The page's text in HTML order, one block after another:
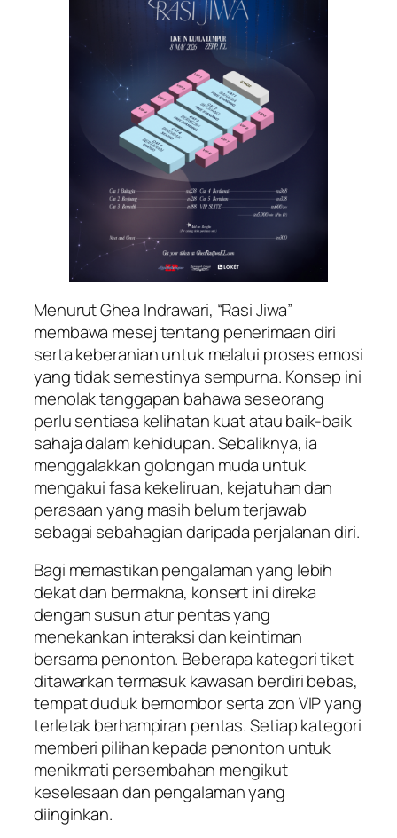
Menurut Ghea Indrawari, “Rasi Jiwa”
membawa mesej tentang penerimaan diri
serta keberanian untuk melalui proses emosi
yang tidak semestinya sempurna. Konsep ini
menolak tanggapan bahawa seseorang
perlu sentiasa kelihatan kuat atau baik-baik
sahaja dalam kehidupan. Sebaliknya, ia
menggalakkan golongan muda untuk
mengakui fasa kekeliruan, kejatuhan dan
perasaan yang masih belum terjawab
sebagai sebahagian daripada perjalanan diri.
Bagi memastikan pengalaman yang lebih
dekat dan bermakna, konsert ini direka
dengan susun atur pentas yang
menekankan interaksi dan keintiman
bersama penonton. Beberapa kategori tiket
ditawarkan termasuk kawasan berdiri bebas,
tempat duduk bernombor serta zon VIP yang
terletak berhampiran pentas. Setiap kategori
memberi pilihan kepada penonton untuk
menikmati persembahan mengikut
keselesaan dan pengalaman yang
diinginkan.